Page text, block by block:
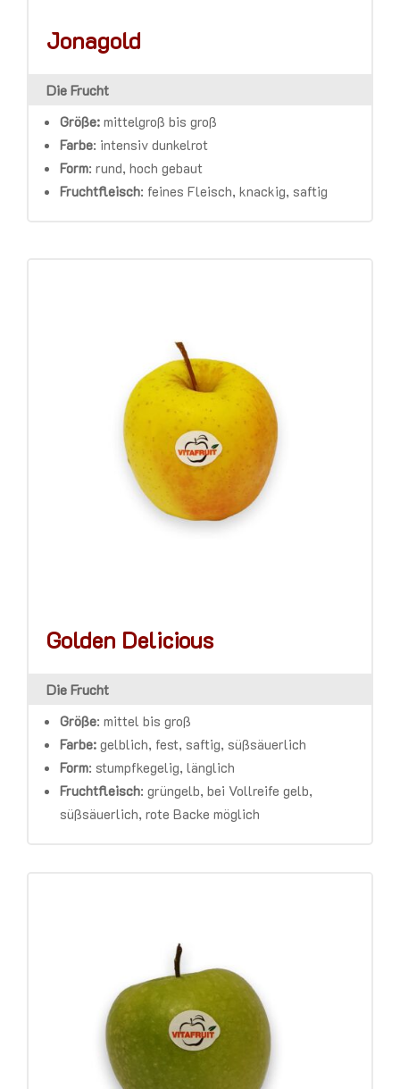
Jonagold
Die Frucht
Größe: mittelgroß bis groß
Farbe: intensiv dunkelrot
Form: rund, hoch gebaut
Fruchtfleisch: feines Fleisch, knackig, saftig
Golden Delicious
Die Frucht
Größe:mittel bis groß
Farbe:gelblich, fest, saftig, süßsäuerlich
Form:stumpfkegelig, länglich
Fruchtfleisch:grüngelb, bei Vollreife gelb,
süßsäuerlich, rote Backe möglich